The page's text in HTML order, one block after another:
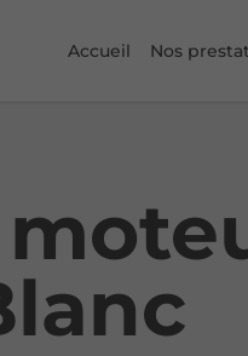
Accueil Nos